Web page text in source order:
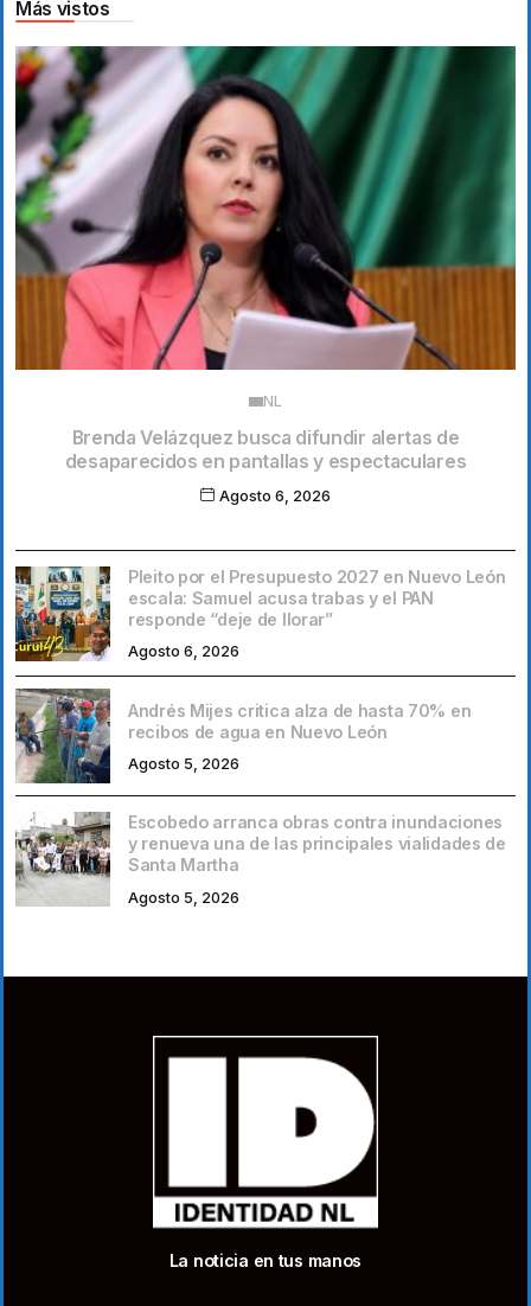
Más vistos
NL
Brenda Velázquez busca difundir alertas de
desaparecidos en pantallas y espectaculares
Agosto 6, 2026
Pleito por el Presupuesto 2027 en Nuevo León
escala: Samuel acusa trabas y el PAN
responde “deje de llorar”
Agosto 6, 2026
Andrés Mijes critica alza de hasta 70% en
recibos de agua en Nuevo León
Agosto 5, 2026
Escobedo arranca obras contra inundaciones
y renueva una de las principales vialidades de
Santa Martha
Agosto 5, 2026
La noticia en tus manos